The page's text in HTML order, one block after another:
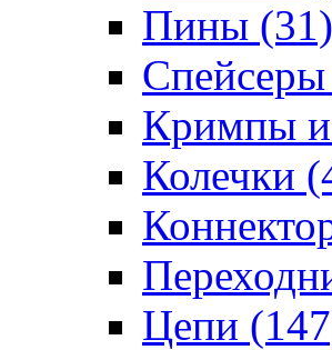
Пины (31)
Кримпы и
Колечки
Цепи